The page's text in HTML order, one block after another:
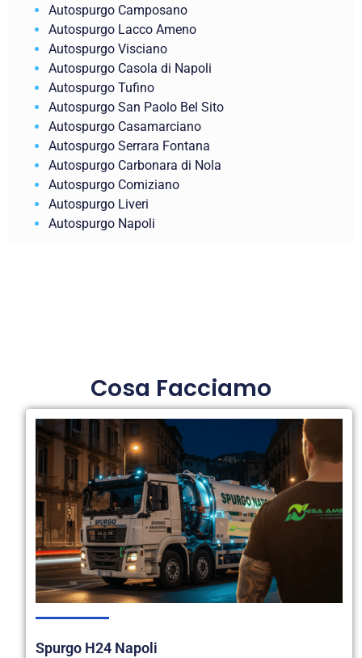
Autospurgo Camposano
Autospurgo Lacco Ameno
Autospurgo Visciano
Autospurgo Casola di Napoli
Autospurgo Tufino
Autospurgo San Paolo Bel Sito
Autospurgo Casamarciano
Autospurgo Serrara Fontana
Autospurgo Carbonara di Nola
Autospurgo Comiziano
Autospurgo Liveri
Autospurgo Napoli
Cosa Facciamo
Spurgo H24 Napoli